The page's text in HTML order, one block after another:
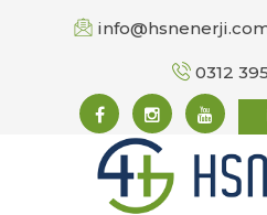
0312